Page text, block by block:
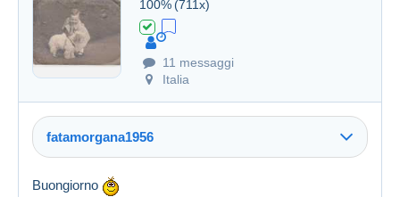
100% (711x)
11 messaggi
Italia
fatamorgana1956
Buongiorno